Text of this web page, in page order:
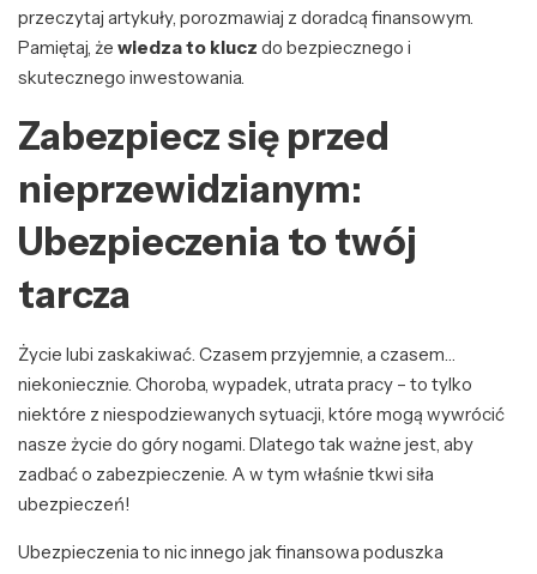
przeczytaj artykuły, porozmawiaj z doradcą finansowym.
Pamiętaj, że wiedza to klucz do bezpiecznego i
skutecznego inwestowania.
Zabezpiecz się przed
nieprzewidzianym:
Ubezpieczenia to twój
tarcza
Życie lubi zaskakiwać. Czasem przyjemnie, a czasem…
niekoniecznie. Choroba, wypadek, utrata pracy – to tylko
niektóre z niespodziewanych sytuacji, które mogą wywrócić
nasze życie do góry nogami. Dlatego tak ważne jest, aby
zadbać o zabezpieczenie. A w tym właśnie tkwi siła
ubezpieczeń!
Ubezpieczenia to nic innego jak finansowa poduszka